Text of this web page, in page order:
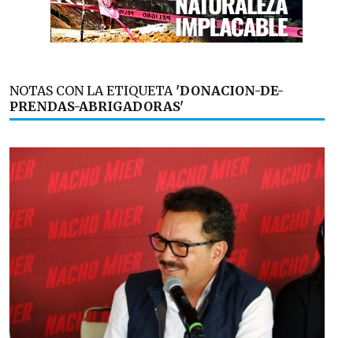
NOTAS CON LA ETIQUETA 'DONACION-DE-
PRENDAS-ABRIGADORAS'